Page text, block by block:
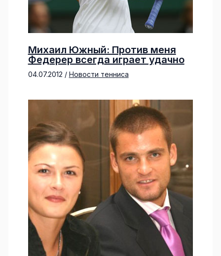
Михаил Южный: Против меня
Федерер всегда играет удачно
04.07.2012 / Новости тенниса